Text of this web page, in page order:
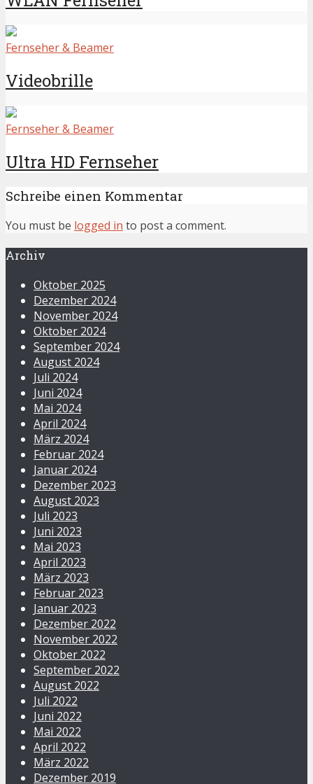
Fernseher & Beamer
Videobrille
Fernseher & Beamer
Ultra HD Fernseher
Schreibe einen Kommentar
You must be logged in to post a comment.
Archiv
Oktober 2025
Dezember 2024
November 2024
Oktober 2024
September 2024
August 2024
Juli 2024
Juni 2024
Mai 2024
April 2024
März 2024
Februar 2024
Januar 2024
Dezember 2023
August 2023
Juli 2023
Juni 2023
Mai 2023
April 2023
März 2023
Februar 2023
Januar 2023
Dezember 2022
November 2022
Oktober 2022
September 2022
August 2022
Juli 2022
Juni 2022
Mai 2022
April 2022
März 2022
Dezember 2019